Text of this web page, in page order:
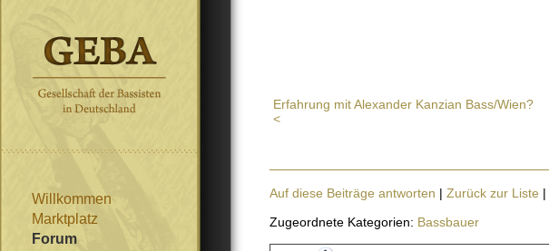
Willkommen
Marktplatz
Forum
Erfahrung mit Alexander Kanzian Bass/Wien?
<
Auf diese Beiträge antworten | Zurück zur Liste |
Zugeordnete Kategorien: Bassbauer